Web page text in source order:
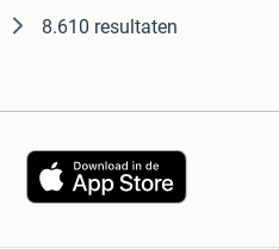
8.610 resultaten